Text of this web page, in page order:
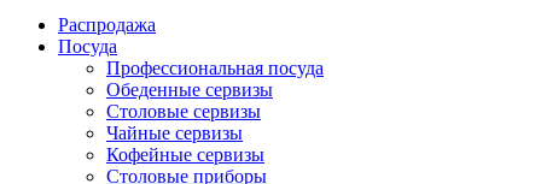
Распродажа
Посуда
Профессиональная посуда
Обеденные сервизы
Столовые сервизы
Чайные сервизы
Кофейные сервизы
Столовые приборы